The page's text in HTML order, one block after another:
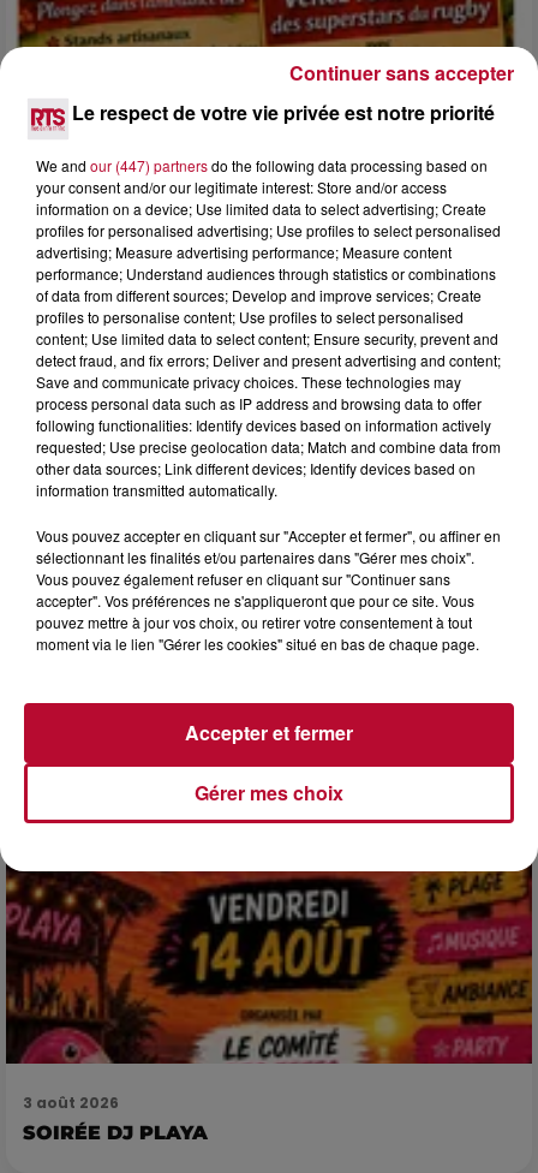
FÊTE DE LA POLYNÉSIE À VILLEVEYRAC
4 août 2026
HÉRAULT, PYRÉNÉES-ORIENTALES : TROIS
SPOTS DE SNORKELING À EXPLORER...
masque, un tuba et une paire de palmes...
3 août 2026
SOIRÉE DJ PLAYA
Le respect de votre vie privée est notre priorité
We and our (447) partnersdo the following data processing based on
your consent and/or our legitimate interest: Store and/or access
information on a device; Use limited data to select advertising; Create
profiles for personalised advertising; Use profiles to select personalised
advertising; Measure advertising performance; Measure content
performance; Understand audiences through statistics or combinations
of data from different sources; Develop and improve services; Create
profiles to personalise content; Use profiles to select personalised
content; Use limited data to select content; Ensure security, prevent and
detect fraud, and fix errors; Deliver and present advertising and content;
Save and communicate privacy choices. These technologies may
process personal data such as IP address and browsing data to offer
following functionalities: Identify devices based on information actively
requested; Use precise geolocation data; Match and combine data from
other data sources; Link different devices; Identify devices based on
information transmitted automatically.
Vous pouvez accepter en cliquant sur "Accepter et fermer", ou affiner en
sélectionnant les finalités et/ou partenaires dans "Gérer mes choix".
Vous pouvez également refuser en cliquant sur "Continuer sans
accepter". Vos préférences ne s'appliqueront que pour ce site. Vous
pouvez mettre à jour vos choix, ou retirer votre consentement à tout
moment via le lien "Gérer les cookies" situé en bas de chaque page.
Gérer mes choix
Accepter et fermer
Continuer sans accepter